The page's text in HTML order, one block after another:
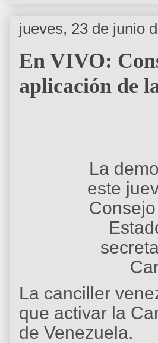
jueves, 23 de junio
En VIVO:
aplicación de
La
este
La canciller
que activar la
de Venezuela.